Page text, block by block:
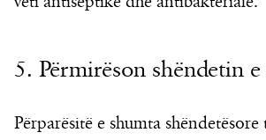
5. Përmirëson shëndetin e
Përparësitë e shumta